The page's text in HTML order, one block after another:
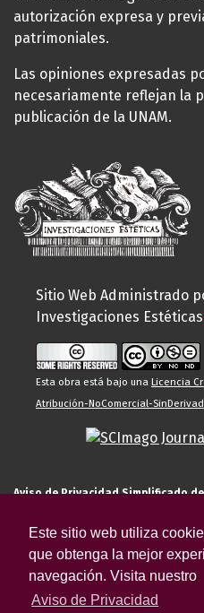
Este sitio web utiliza
que obtenga la mejor
navegación. Visita nuestro
Aviso de Privacidad
autorización expresa y
patrimoniales.
Las opiniones expresadas
necesariamente reflejan la
publicación de la UNAM.
Sitio Web Administrado
Investigaciones
Esta obra está bajo una Licencia
Atribución-NoComercial-
Aviso de Privacidad Simplificado
El Instituto de Investigaciones
tratamiento de sus datos personales
alumno, docente, personal de la
invitado externo (nacional o
anteriormente descritas u otras